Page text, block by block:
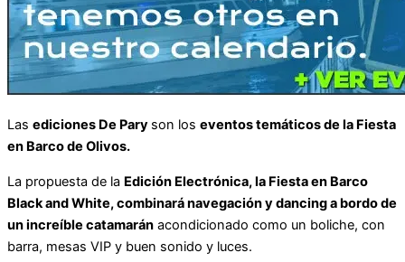
Las ediciones De Pary son los eventos temáticos de la Fiesta
en Barco de Olivos.
La propuesta de la Edición Electrónica, la Fiesta en Barco
Black and White, combinaránavegación y dancing a bordo de
un increíble catamarán acondicionado como un boliche, con
barra, mesas VIP y buen sonido y luces.